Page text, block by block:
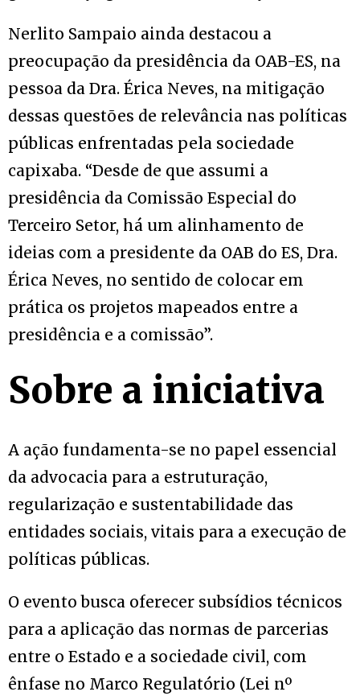
Nerlito Sampaio ainda destacou a
preocupação da presidência da OAB-ES, na
pessoa da Dra. Érica Neves, na mitigação
dessas questões de relevância nas políticas
públicas enfrentadas pela sociedade
capixaba. “Desde de que assumi a
presidência da Comissão Especial do
Terceiro Setor, há um alinhamento de
ideias com a presidente da OAB do ES, Dra.
Érica Neves, no sentido de colocar em
prática os projetos mapeados entre a
presidência e a comissão”.
Sobre a iniciativa
A ação fundamenta-se no papel essencial
da advocacia para a estruturação,
regularização e sustentabilidade das
entidades sociais, vitais para a execução de
políticas públicas.
O evento busca oferecer subsídios técnicos
para a aplicação das normas de parcerias
entre o Estado e a sociedade civil, com
ênfase no Marco Regulatório (Lei nº